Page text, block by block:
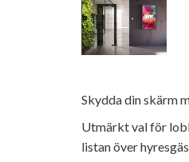
Skydda din skärm
Utmärkt val för
listan över